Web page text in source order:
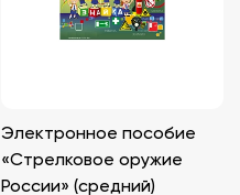
Электронное пособие
«Стрелковое оружие
России» (средний)